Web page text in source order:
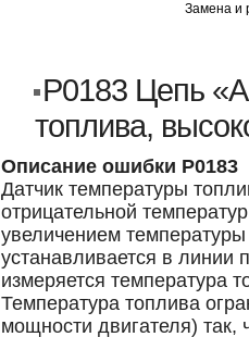
Замена и
P0183 Цепь
топлива,
Описание ошибки P0183
Датчик температуры
отрицательной
увеличением
устанавливается в
измеряется температура
Температура топлива
мощности двигателя)